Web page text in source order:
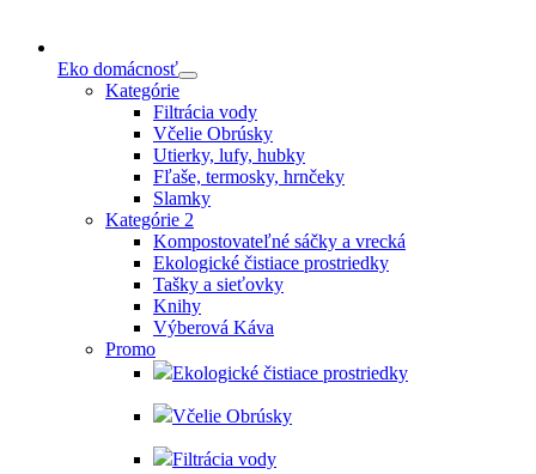
Eko domácnosť
Kategórie
Filtrácia vody
Včelie Obrúsky
Utierky, lufy, hubky
Fľaše, termosky, hrnčeky
Slamky
Kategórie 2
Kompostovateľné sáčky a vrecká
Ekologické čistiace prostriedky
Tašky a sieťovky
Knihy
Výberová Káva
Promo
Ekologické čistiace prostriedky
Včelie Obrúsky
Filtrácia vody